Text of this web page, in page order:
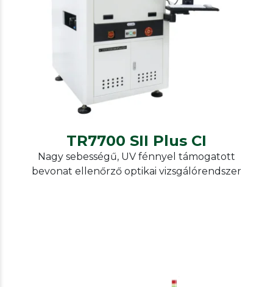
AOI
TR7700 SII Plus CI
TR7700 SII Plus CI
Nagy sebességű, UV fénnyel támogatott
bevonat ellenőrző optikai vizsgálórendszer